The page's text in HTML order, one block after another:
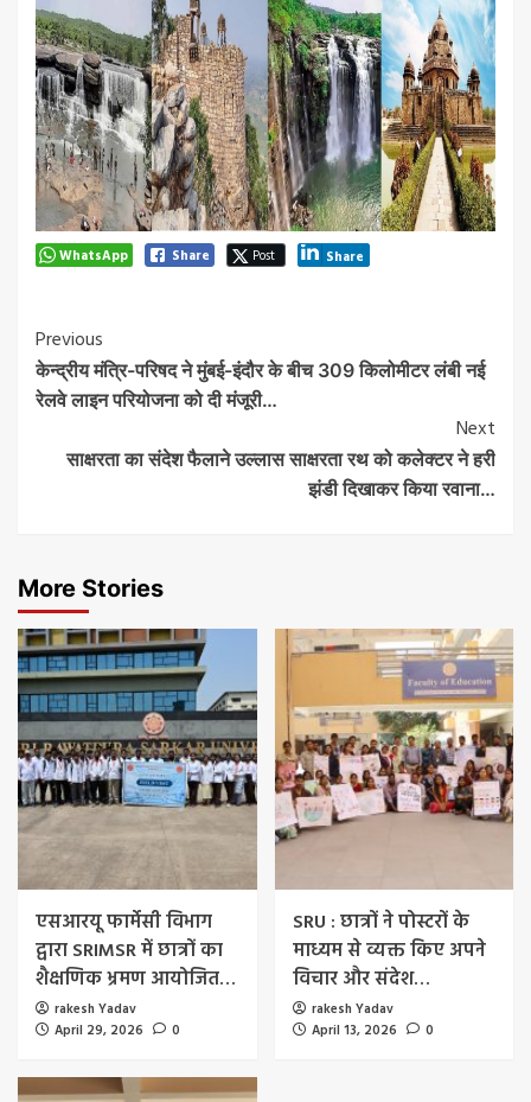
WhatsApp Share Post Share
Post
Navigation
Previous
केन्द्रीय मंत्रि-परिषद ने मुंबई-इंदौर के बीच 309 किलोमीटर लंबी नई
रेलवे लाइन परियोजना को दी मंजूरी…
Next
साक्षरता का संदेश फैलाने उल्लास साक्षरता रथ को कलेक्टर ने हरी
झंडी दिखाकर किया रवाना…
More Stories
एसआरयू फार्मेसी विभाग
द्वारा SRIMSR में छात्रों का
शैक्षणिक भ्रमण आयोजित…
rakesh Yadav
April 29, 2026
0
SRU : छात्रों ने पोस्टरों के
माध्यम से व्यक्त किए अपने
विचार और संदेश…
rakesh Yadav
April 13, 2026
0